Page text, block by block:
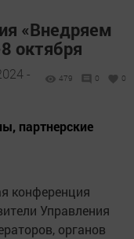
«Внедряем
октября
-
479 0 0
партнерские
конференция
Управления
органов